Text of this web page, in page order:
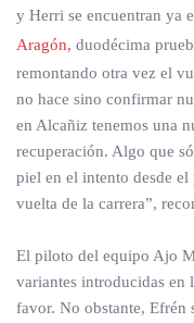
y Herri se encuentran ya
Aragón, duodécima
remontando otra vez el
no hace sino confirmar
en Alcañiz tenemos una
recuperación. Algo que
piel en el intento desde
vuelta de la carrera”,
El piloto del equipo Ajo
variantes introducidas en
favor. No obstante, Efrén